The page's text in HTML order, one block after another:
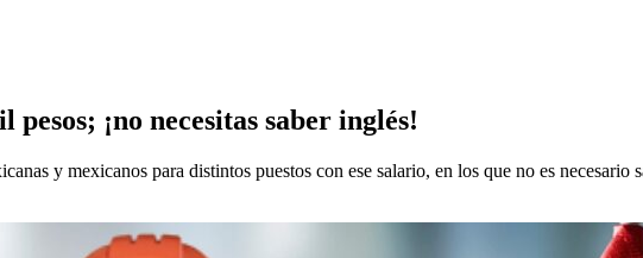
¡no necesitas saber inglés!
y mexicanos para distintos puestos con ese salario, en los que no es